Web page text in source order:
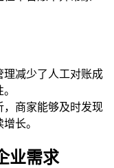
理减少了人工对账成
，商家能够及时发现
长。
业需求